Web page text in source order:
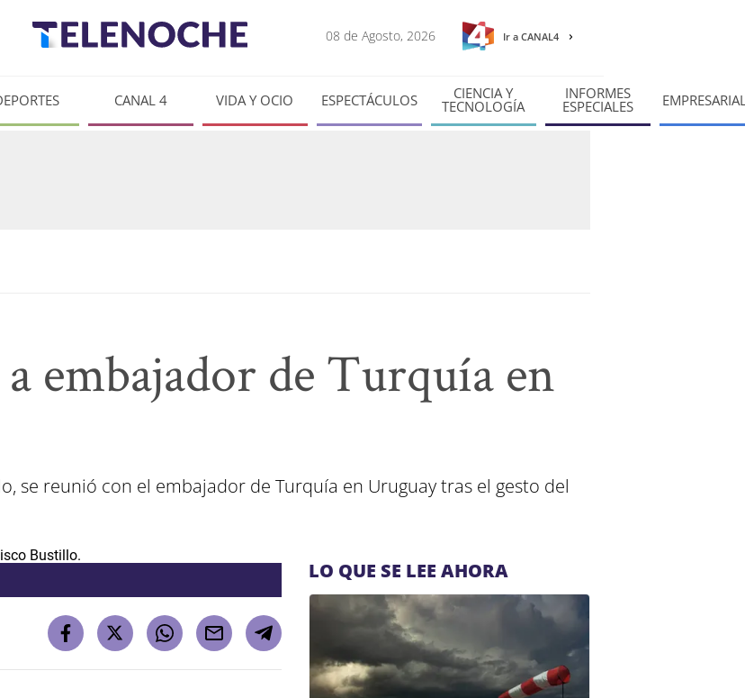
08 de Agosto, 2026 Ir a CANAL4
CANAL 4 VIDA Y OCIO ESPECTÁCULOS CIENCIA Y
TECNOLOGÍA
INFORMES
ESPECIALES
embajador de Turquía en
se reunió con el embajador de Turquía en Uruguay tras el gesto del
LO QUE SE LEE AHORA